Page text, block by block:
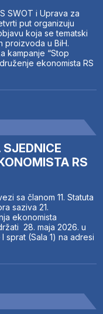
SWOT i Uprava za
put organizuju
koja se tematski
proizvoda u BiH.
kampanje “Stop
ekonomista RS
SJEDNICE
RS
sa članom 11. Statuta
saziva 21.
ekonomista
28. maja 2026. u
sprat (Sala 1) na adresi